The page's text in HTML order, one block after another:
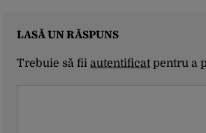
LASĂ UN RĂSPUNS
Trebuie să fii autentificatpentru a